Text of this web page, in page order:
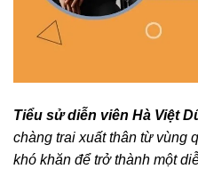
Tiểu sử diễn viên Hà Việt
chàng trai xuất thân từ vùng
khó khăn để trở thành một